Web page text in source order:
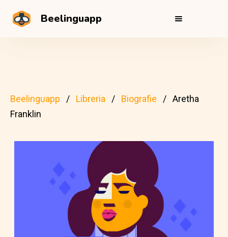
Beelinguapp
Beelinguapp Libreria Biografie
Aretha
Franklin